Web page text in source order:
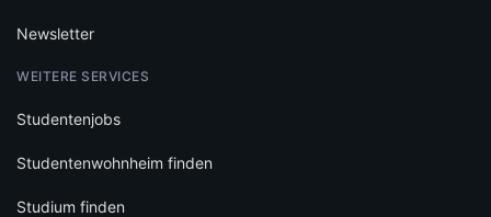
Newsletter
WEITERE SERVICES
Studentenjobs
Studentenwohnheim finden
Studium finden